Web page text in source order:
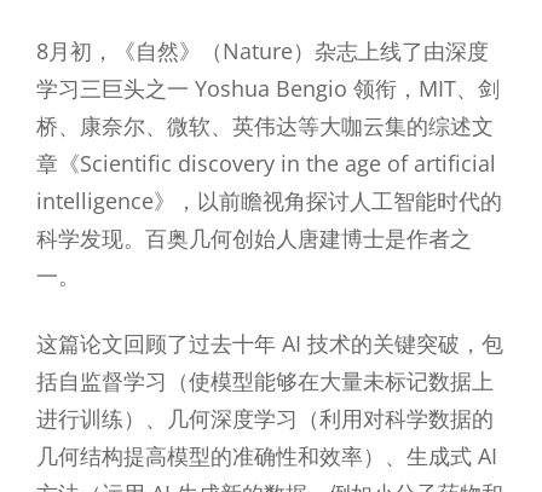
8月初，《自然》（Nature）杂志上线了由深度
学习三巨头之一 Yoshua Bengio 领衔，MIT、剑
桥、康奈尔、微软、英伟达等大咖云集的综述文
章《Scientific discovery in the age of artificial
intelligence》，以前瞻视角探讨人工智能时代的
科学发现。百奥几何创始人唐建博士是作者之
一。
这篇论文回顾了过去十年 AI 技术的关键突破，包
括自监督学习（使模型能够在大量未标记数据上
进行训练）、几何深度学习（利用对科学数据的
几何结构提高模型的准确性和效率）、生成式 AI